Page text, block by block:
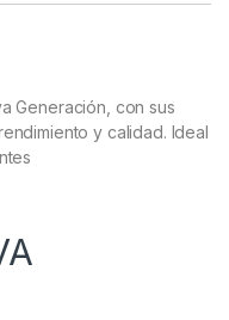
Generación, con sus
y calidad. Ideal